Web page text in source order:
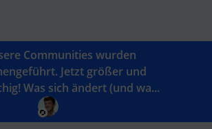
Communities wurden
Jetzt größer und
Was sich ändert (und wa...